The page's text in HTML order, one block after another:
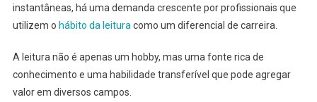
instantâneas, há uma demanda crescente por profissionais que
utilizem o hábito da leitura como um diferencial de carreira.
A leitura não é apenas um hobby, mas uma fonte rica de
conhecimento e uma habilidade transferível que pode agregar
valor em diversos campos.